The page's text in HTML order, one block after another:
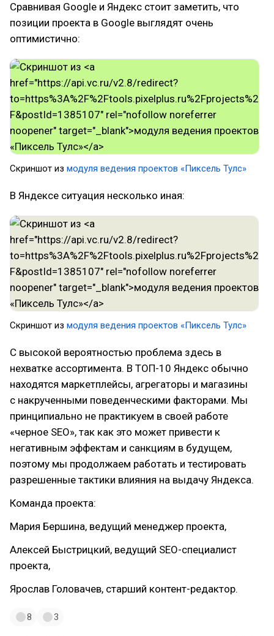
Сравнивая Google и Яндекс стоит заметить, что
позиции проекта в Google выглядят очень
оптимистично:
Скриншот из модуля ведения проектов «Пиксель Тулс»
В Яндексе ситуация несколько иная:
Скриншот из модуля ведения проектов «Пиксель Тулс»
С высокой вероятностью проблема здесь в
нехватке ассортимента. В ТОП-10 Яндекс обычно
находятся маркетплейсы, агрегаторы и магазины
с накрученными поведенческими факторами. Мы
принципиально не практикуем в своей работе
«черное SEO», так как это может привести к
негативным эффектам и санкциям в будущем,
поэтому мы продолжаем работать и тестировать
разрешенные тактики влияния на выдачу Яндекса.
Команда проекта:
Мария Бершина, ведущий менеджер проекта,
Алексей Быстрицкий, ведущий SEO-специалист
проекта,
Ярослав Головачев, старший контент-редактор.
8 3